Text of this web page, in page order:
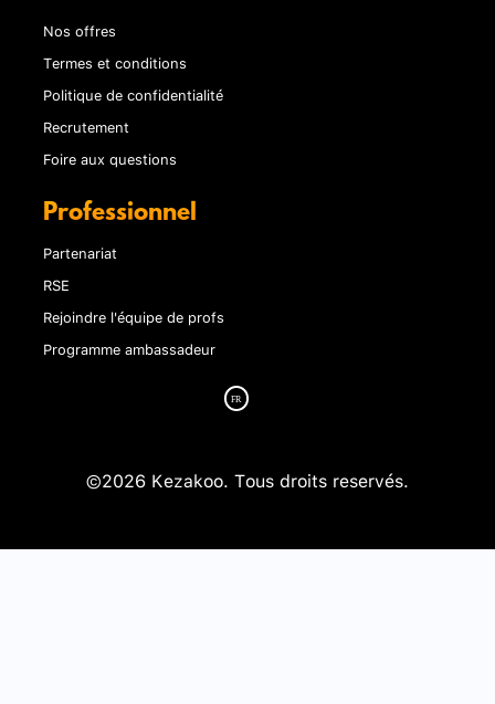
Nos offres
Termes et conditions
Politique de confidentialité
Recrutement
Foire aux questions
Professionnel
Partenariat
RSE
Rejoindre l'équipe de profs
Programme ambassadeur
©2026 Kezakoo. Tous droits reservés.